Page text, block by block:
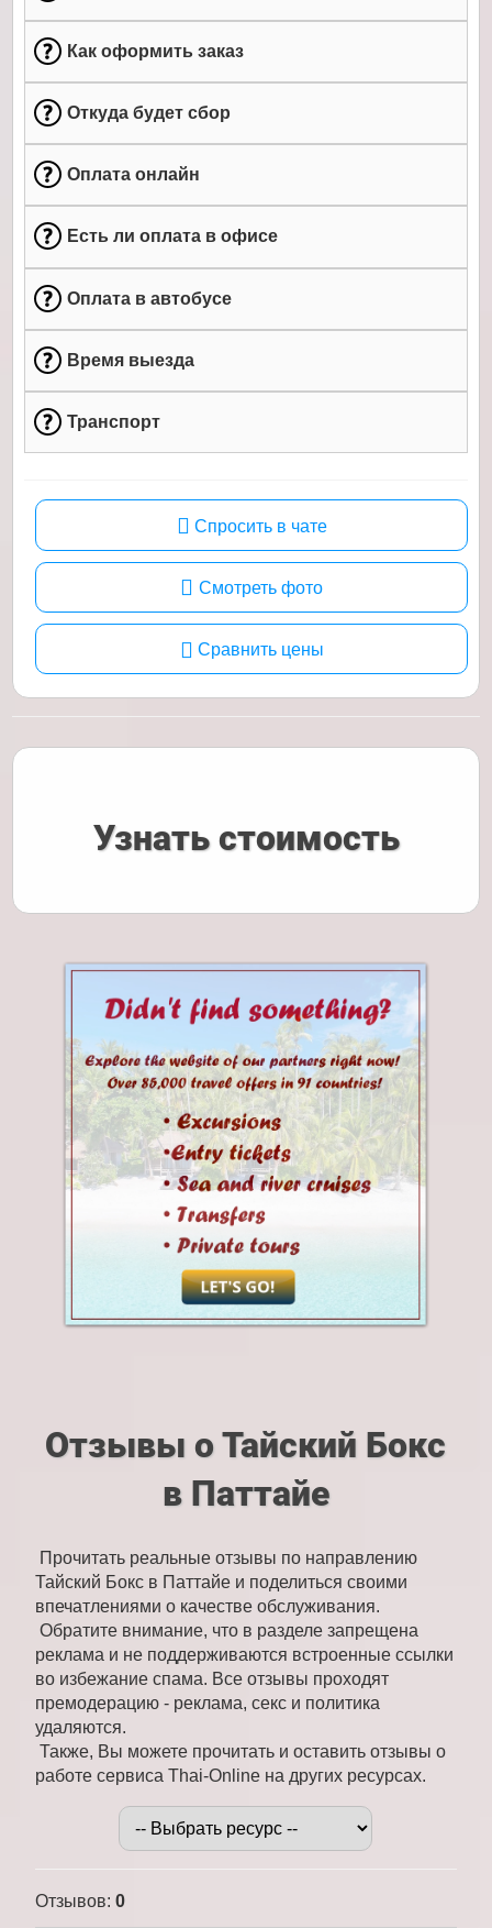
Как оформить заказ
Откуда будет сбор
Оплата онлайн
Есть ли оплата в офисе
Оплата в автобусе
Время выезда
Транспорт
Спросить в чате
Смотреть фото
Сравнить цены
Узнать стоимость
Отзывы о Тайский Бокс
в Паттайе
Прочитать реальные отзывы по направлению
Тайский Бокс в Паттайе и поделиться своими
впечатлениями о качестве обслуживания.
Обратите внимание, что в разделе запрещена
реклама и не поддерживаются встроенные ссылки
во избежание спама. Все отзывы проходят
премодерацию - реклама, секс и политика
удаляются.
Также, Вы можете прочитать и оставить отзывы о
работе сервиса Thai-Online на других ресурсах.
Отзывов: 0